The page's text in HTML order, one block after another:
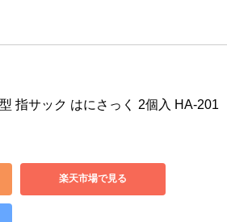
指サック はにさっく 2個入 HA-201